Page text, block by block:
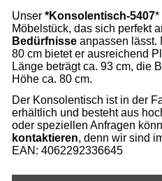
Unser *Konsolentisch-5407*
Möbelstück, das sich perfekt
Bedürfnisse anpassen lässt.
80 cm bietet er ausreichend
Länge beträgt ca. 93 cm, die
Höhe ca. 80 cm.
Der Konsolentisch ist in der
erhältlich und besteht aus
oder speziellen Anfragen
kontaktieren, denn wir sind
EAN: 4062292336645